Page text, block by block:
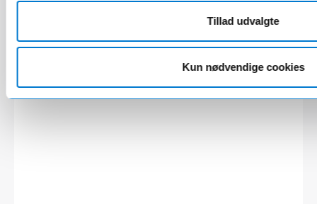
Tillad udvalgte
Kun nødvendige cookies
Indstigningslister med MB logo til CLA 2025 -